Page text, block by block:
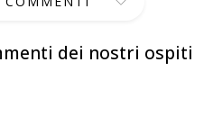
dei nostri ospiti